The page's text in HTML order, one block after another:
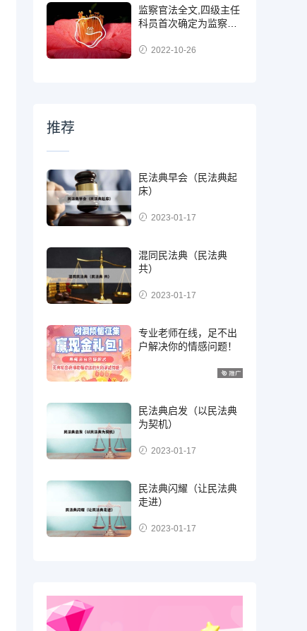
监察官法全文,四级主任
科员首次确定为监察
级?2022-10-26
推荐
民法典早会（民法典起
床）
2023-01-17
混同民法典（民法典
共）
2023-01-17
专业老师在线，足不出
户解决你的情感问题！
民法典启发（以民法典
为契机）
2023-01-17
民法典闪耀（让民法典
走进）
2023-01-17